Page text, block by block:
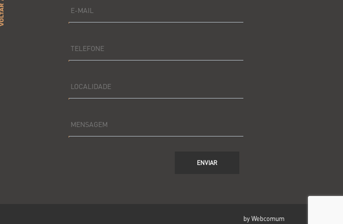
E-MAIL
TELEFONE
LOCALIDADE
MENSAGEM
ENVIAR
by Webcomum